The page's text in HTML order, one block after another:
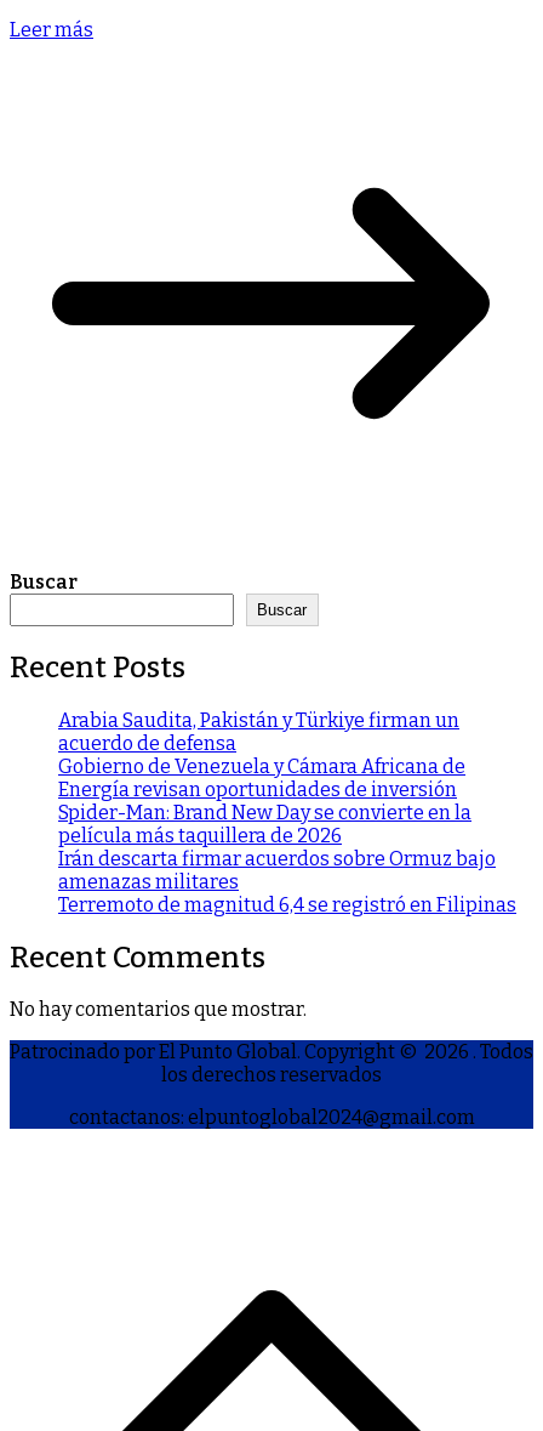
Leer más
Buscar
Buscar
Recent Posts
Arabia Saudita, Pakistán y Türkiye firman un
acuerdo de defensa
Gobierno de Venezuela y Cámara Africana de
Energía revisan oportunidades de inversión
Spider-Man: Brand New Day se convierte en la
película más taquillera de 2026
Irán descarta firmar acuerdos sobre Ormuz bajo
amenazas militares
Terremoto de magnitud 6,4 se registró en Filipinas
Recent Comments
No hay comentarios que mostrar.
Patrocinado por El Punto Global. Copyright © 2026 . Todos
los derechos reservados
contactanos: elpuntoglobal2024@gmail.com